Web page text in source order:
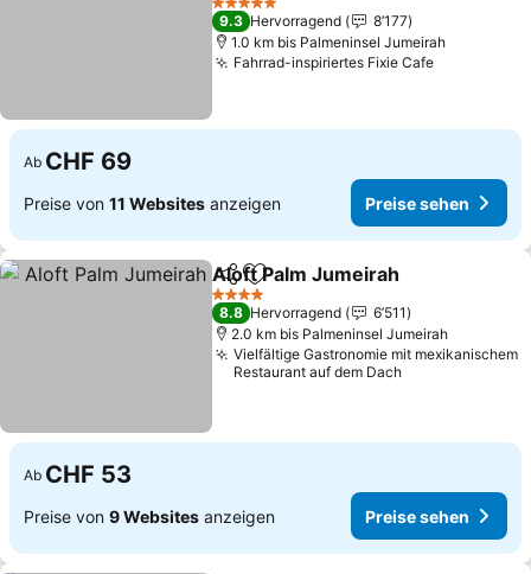
5 Sterne
9.3 Hervorragend
8’177
1.0 km bis Palmeninsel Jumeirah
Fahrrad-inspiriertes Fixie Cafe
Ab CHF 69
Preise von 11 Websites anzeigen Preise sehen
TeilenZu Favoriten hinzufügen
Aloft Palm Jumeirah
4 Sterne
8.8 Hervorragend
6’511
2.0 km bis Palmeninsel Jumeirah
Vielfältige Gastronomie mit mexikanischem
Restaurant auf dem Dach
Ab CHF 53
Preise von 9 Websites anzeigen Preise sehen